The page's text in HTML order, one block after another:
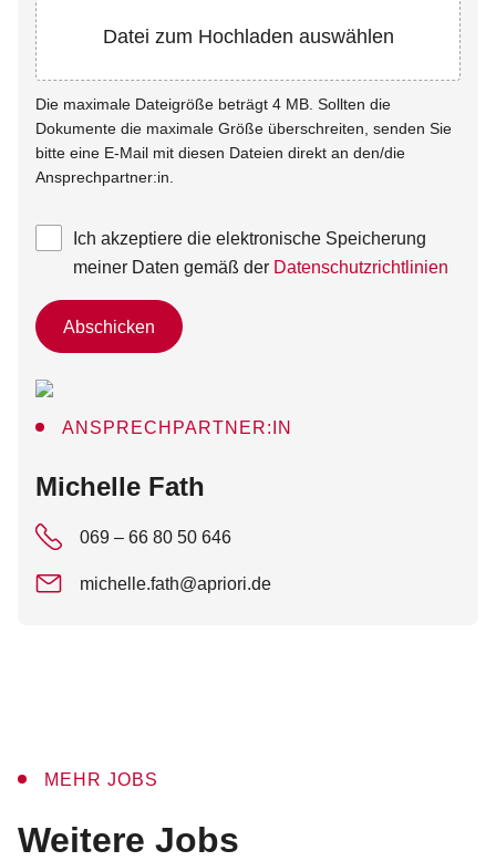
Datei zum Hochladen auswählen
Die maximale Dateigröße beträgt 4 MB. Sollten die
Dokumente die maximale Größe überschreiten, senden Sie
bitte eine E-Mail mit diesen Dateien direkt an den/die
Ansprechpartner:in.
Ich akzeptiere die elektronische Speicherung
meiner Daten gemäß der Datenschutzrichtlinien
Abschicken
ANSPRECHPARTNER:IN
:
Michelle Fath
069 – 66 80 50 646
michelle.fath@apriori.de
MEHR JOBS
:
Weitere Jobs